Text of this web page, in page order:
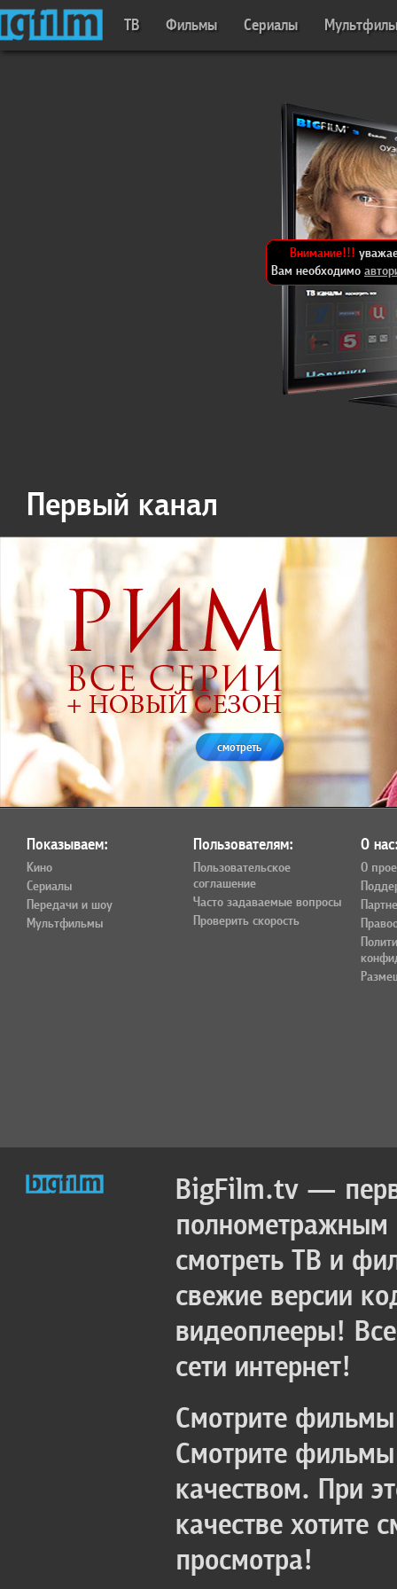
ТВ Фильмы Сериалы
Внимание!!!
Вам необходимо
Первый канал
смотреть
Показываем:
Кино
Сериалы
Передачи и шоу
Мультфильмы
Пользователям:
Пользовательское
соглашение
Часто задаваемые вопросы
Проверить скорость
О
О
BigFilm.tv —
полнометражным
смотреть ТВ и
свежие версии
видеоплееры!
сети интернет!
Смотрите
Смотрите
качеством. При
качестве хотите
просмотра!